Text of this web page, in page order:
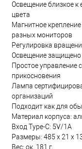
Освещение близкое к
цвета
Магнитное
разных мониторов
Регулировка
Освещение защищено
Простое
прикосновения
Лампа
организаций
Подходит как для
Материал корпуса:
Вход Type-C: 5V/1A
Размеры: 485 x 21 x
Вес: ок. 181 г.